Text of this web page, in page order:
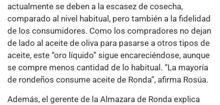
actualmente se deben a la escasez de cosecha,
comparado al nivel habitual, pero también a la fidelidad
de los consumidores. Como los compradores no dejan
de lado al aceite de oliva para pasarse a otros tipos de
aceite, este “oro líquido” sigue encareciéndose, aunque
se compre menos cantidad de lo habitual. “La mayoría
de rondeños consume aceite de Ronda”, afirma Rosúa.
Además, el gerente de la Almazara de Ronda explica